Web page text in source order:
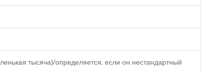
тысяча)/определяется, если он нестандартный